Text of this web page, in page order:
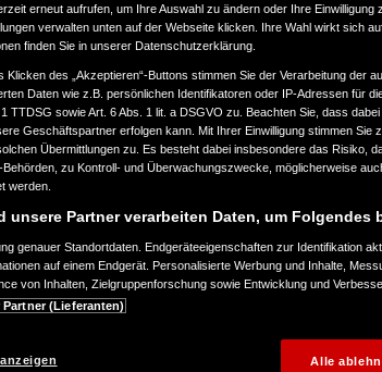
erneut aufrufen, um Ihre Auswahl zu ändern oder Ihre Einwilligung
verwalten unten auf der Webseite klicken. Ihre Wahl wirkt sich
finden Sie in unserer Datenschutzerklärung.
Klicken des „Akzeptieren“-Buttons stimmen Sie der Verarbeitung der
Daten wie z.B. persönlichen Identifikatoren oder IP-Adressen für
TTDSG sowie Art. 6 Abs. 1 lit. a DSGVO zu. Beachten Sie, dass
Geschäftspartner erfolgen kann. Mit Ihrer Einwilligung stimmen Sie
Übermittlungen zu. Es besteht dabei insbesondere das Risiko,
zu Kontroll- und Überwachungszwecke, möglicherweise
werden.
unsere Partner verarbeiten Daten, um Folgendes
genauer Standortdaten. Endgeräteeigenschaften zur Identifikation
auf einem Endgerät. Personalisierte Werbung und Inhalte,
von Inhalten, Zielgruppenforschung sowie Entwicklung und
(Lieferanten)
Alle